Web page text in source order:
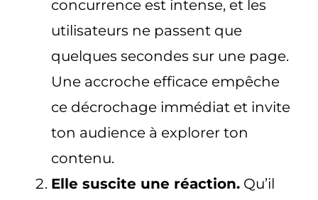
concurrence est intense, et les
utilisateurs ne passent que
quelques secondes sur une page.
Une accroche efficace empêche
ce décrochage immédiat et invite
ton audience à explorer ton
contenu.
Elle suscite une réaction. Qu’il